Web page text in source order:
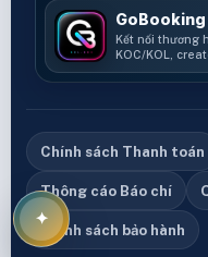
GoBooking
Kết nối thương
KOC/KOL,
cơ hội booking.
Chính sách Thanh toán
Thông cáo Báo chí
Chính sách bảo hành